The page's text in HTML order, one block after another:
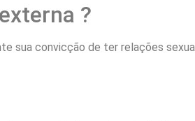
?
sua convicção de ter relações